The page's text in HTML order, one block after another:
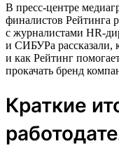
В пресс-центре
финалистов Рейтинга
с журналистами HR-
и СИБУРа рассказали,
и как Рейтинг
прокачать бренд
Краткие